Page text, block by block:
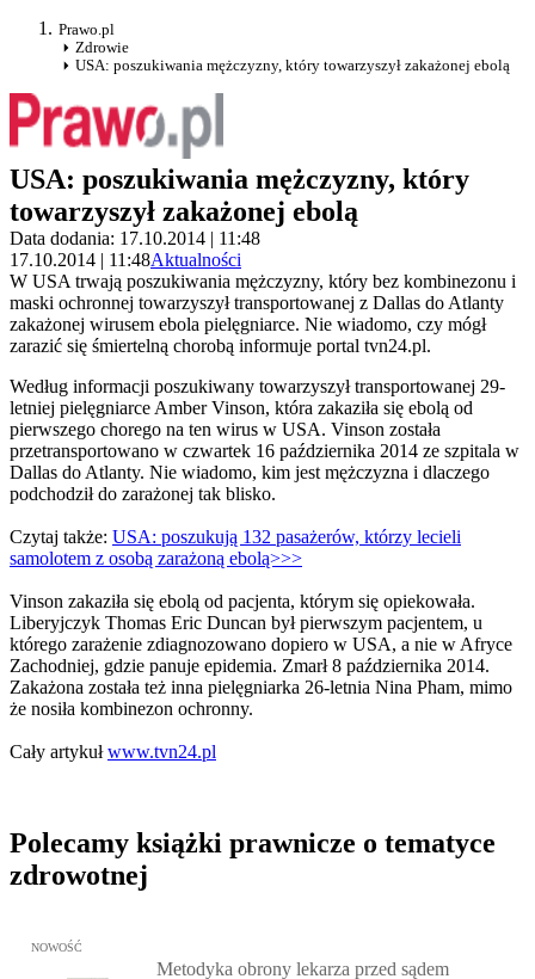
Prawo.pl
Zdrowie
USA: poszukiwania mężczyzny, który towarzyszył zakażonej ebolą
USA: poszukiwania mężczyzny, który
towarzyszył zakażonej ebolą
Data dodania: 17.10.2014 | 11:48
17.10.2014 | 11:48Aktualności
W USA trwają poszukiwania mężczyzny, który bez kombinezonu i
maski ochronnej towarzyszył transportowanej z Dallas do Atlanty
zakażonej wirusem ebola pielęgniarce. Nie wiadomo, czy mógł
zarazić się śmiertelną chorobą informuje portal tvn24.pl.
Według informacji poszukiwany towarzyszył transportowanej 29-
letniej pielęgniarce Amber Vinson, która zakaziła się ebolą od
pierwszego chorego na ten wirus w USA. Vinson została
przetransportowano w czwartek 16 października 2014 ze szpitala w
Dallas do Atlanty. Nie wiadomo, kim jest mężczyzna i dlaczego
podchodził do zarażonej tak blisko.
Czytaj także: USA: poszukują 132 pasażerów, którzy lecieli
samolotem z osobą zarażoną ebolą>>>
Vinson zakaziła się ebolą od pacjenta, którym się opiekowała.
Liberyjczyk Thomas Eric Duncan był pierwszym pacjentem, u
którego zarażenie zdiagnozowano dopiero w USA, a nie w Afryce
Zachodniej, gdzie panuje epidemia. Zmarł 8 października 2014.
Zakażona została też inna pielęgniarka 26-letnia Nina Pham, mimo
że nosiła kombinezon ochronny.
Cały artykułwww.tvn24.pl
Polecamy książki prawnicze o tematyce
zdrowotnej
Przejdź do: Metodyka obrony lekarza przed sądem lekarskim,
NOWOŚĆ
Metodyka obrony lekarza przed sądem